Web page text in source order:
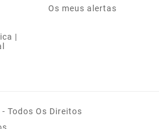
|
Os meus alertas
Todos Os Direitos